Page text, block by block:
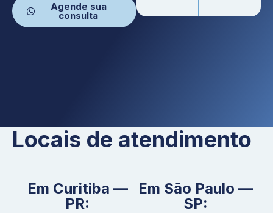
Agende sua
consulta
Locais de atendimento
Em Curitiba —
PR:
Em São Paulo —
SP: